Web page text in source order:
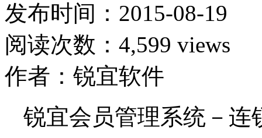
发布时间：2015-08-19
阅读次数：4,599 views
作者：锐宜软件
锐宜会员管理系统－连